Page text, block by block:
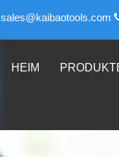
sales@kaibaotools.com
HEIM